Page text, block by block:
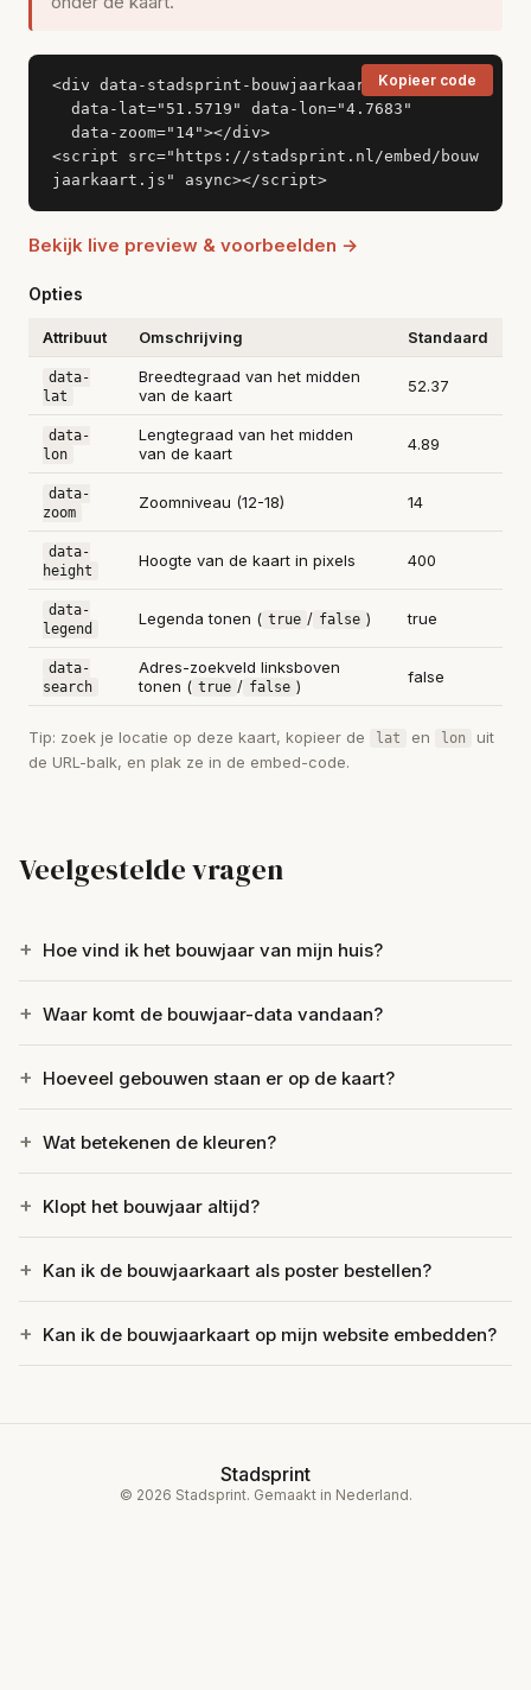
<div data-stadsprint-bouwjaarkaart
<script src="https://stadsprint.nl/embed/bouw
jaarkaart.js" async></script>
Kopieer code
Bekijk live preview & voorbeelden →
Opties
Attribuut Omschrijving Standaard
data-
lat
Breedtegraad van het midden
van de kaart
52.37
data-
lon
Lengtegraad van het midden
van de kaart
4.89
data-
zoom
Zoomniveau (12-18) 14
data-
height
Hoogte van de kaart in pixels 400
data-
legend
Legenda tonen ( true / false ) true
data-
search
Adres-zoekveld linksboven
tonen ( true / false ) false
Tip: zoek je locatie op deze kaart, kopieer de lat en lon
uit
de URL-balk, en plak ze in de embed-code.
Veelgestelde vragen
Hoe vind ik het bouwjaar van mijn huis?
Waar komt de bouwjaar-data vandaan?
Hoeveel gebouwen staan er op de kaart?
Wat betekenen de kleuren?
Klopt het bouwjaar altijd?
Kan ik de bouwjaarkaart als poster bestellen?
Kan ik de bouwjaarkaart op mijn website embedden?
Stadsprint
© 2026 Stadsprint. Gemaakt in Nederland.